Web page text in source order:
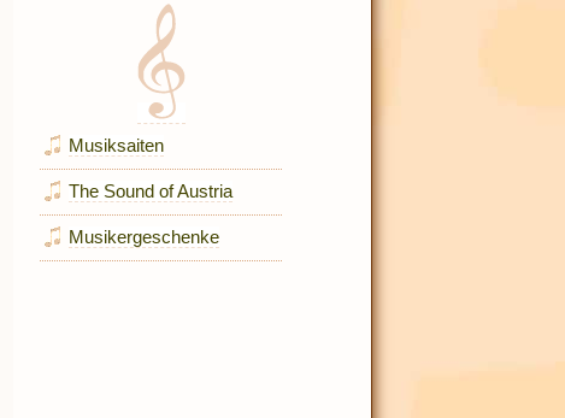
Musiksaiten
The Sound of Austria
Musikergeschenke